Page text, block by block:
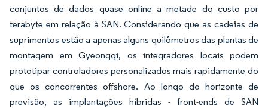
conjuntos de dados quase online a metade do custo por
terabyte em relação à SAN. Considerando que as cadeias de
suprimentos estão a apenas alguns quilômetros das plantas de
montagem em Gyeonggi, os integradores locais podem
prototipar controladores personalizados mais rapidamente do
que os concorrentes offshore. Ao longo do horizonte de
previsão, as implantações híbridas - front-ends de SAN